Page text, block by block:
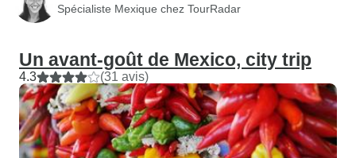
Spécialiste Mexique chez TourRadar
Un avant-goût de Mexico, city trip
4.3 (31 avis)